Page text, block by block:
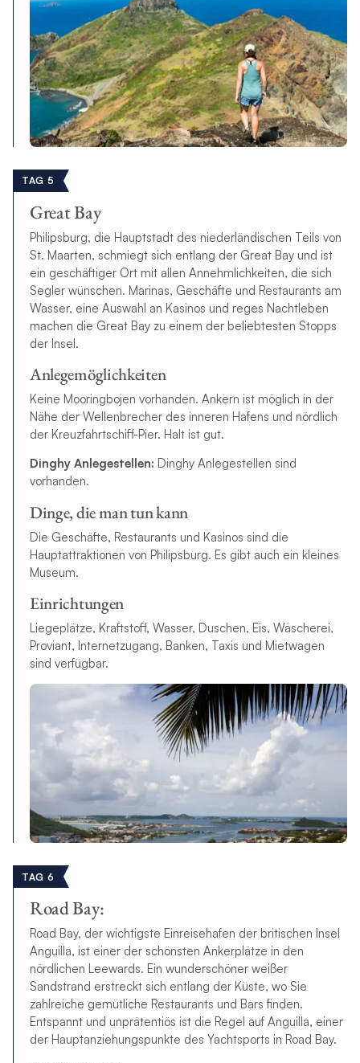
TAG 5
Great Bay
Philipsburg, die Hauptstadt des niederländischen Teils von
St. Maarten, schmiegt sich entlang der Great Bay und ist
ein geschäftiger Ort mit allen Annehmlichkeiten, die sich
Segler wünschen. Marinas, Geschäfte und Restaurants am
Wasser, eine Auswahl an Kasinos und reges Nachtleben
machen die Great Bay zu einem der beliebtesten Stopps
der Insel.
Anlegemöglichkeiten
Keine Mooringbojen vorhanden. Ankern ist möglich in der
Nähe der Wellenbrecher des inneren Hafens und nördlich
der Kreuzfahrtschiff-Pier. Halt ist gut.
Dinghy Anlegestellen: Dinghy Anlegestellen sind
vorhanden.
Dinge, die man tun kann
Die Geschäfte, Restaurants und Kasinos sind die
Hauptattraktionen von Philipsburg. Es gibt auch ein kleines
Museum.
Einrichtungen
Liegeplätze, Kraftstoff, Wasser, Duschen, Eis, Wäscherei,
Proviant, Internetzugang, Banken, Taxis und Mietwagen
sind verfügbar.
TAG 6
Road Bay:
Road Bay, der wichtigste Einreisehafen der britischen Insel
Anguilla, ist einer der schönsten Ankerplätze in den
nördlichen Leewards. Ein wunderschöner weißer
Sandstrand erstreckt sich entlang der Küste, wo Sie
zahlreiche gemütliche Restaurants und Bars finden.
Entspannt und unprätentiös ist die Regel auf Anguilla, einer
der Hauptanziehungspunkte des Yachtsports in Road Bay.